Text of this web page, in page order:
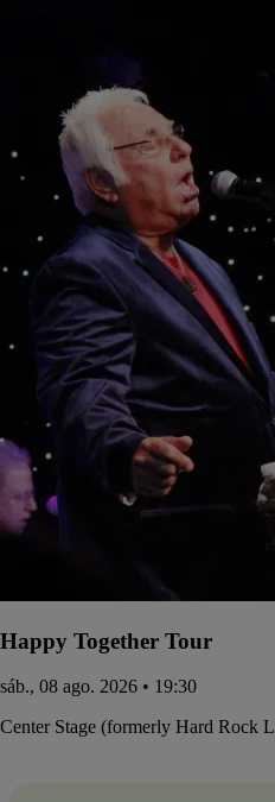
Happy Together Tour
sáb., 08 ago. 2026 • 19:30
Center Stage (formerly Hard Rock